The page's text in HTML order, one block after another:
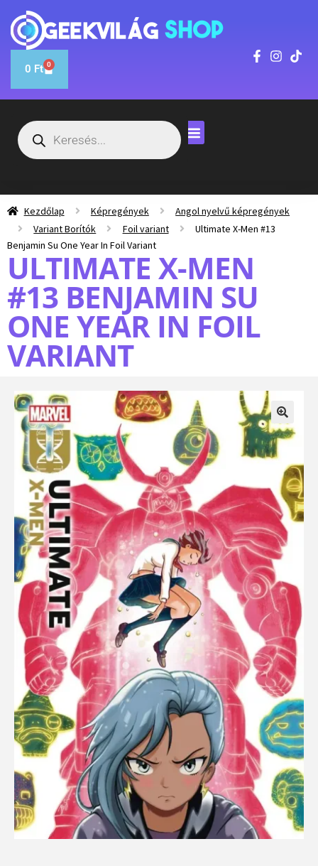
0 Ft 0
Kezdőlap Képregények
Angol nyelvű képregények
Variant Borítók
Foil variant
Ultimate X-Men #13
Benjamin Su One Year In Foil Variant
ULTIMATE X-MEN
#13 BENJAMIN SU
ONE YEAR IN FOIL
VARIANT